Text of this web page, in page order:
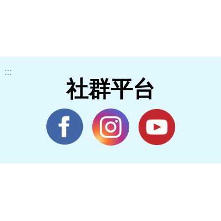
:::
社群平台